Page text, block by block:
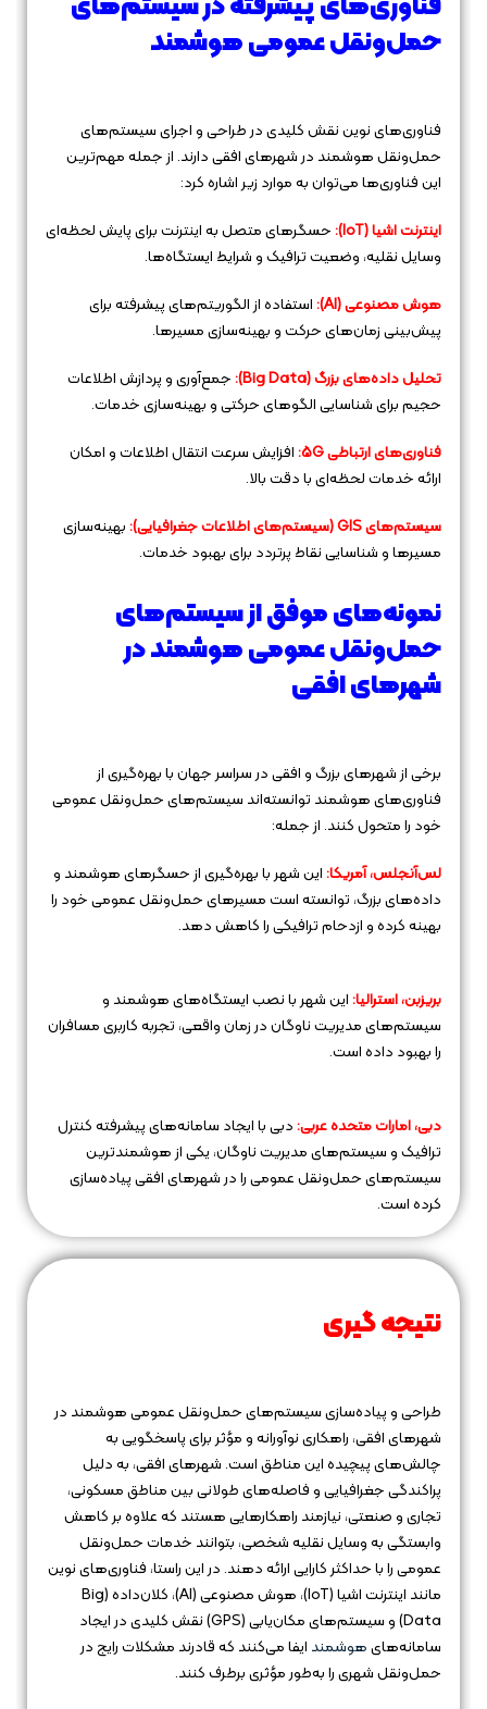
فناوری‌های پیشرفته در سیستم‌های
حمل‌ونقل عمومی هوشمند
فناوری‌های نوین نقش کلیدی در طراحی و اجرای سیستم‌های
حمل‌ونقل هوشمند در شهرهای افقی دارند. از جمله مهم‌ترین
این فناوری‌ها می‌توان به موارد زیر اشاره کرد:
اینترنت اشیا (IoT):
حسگرهای متصل به اینترنت برای پایش لحظه‌ای
وسایل نقلیه، وضعیت ترافیک و شرایط ایستگاه‌ها.
هوش مصنوعی (AI):
استفاده از الگوریتم‌های پیشرفته برای
پیش‌بینی زمان‌های حرکت و بهینه‌سازی مسیرها.
تحلیل داده‌های بزرگ (Big Data):
جمع‌آوری و پردازش اطلاعات
حجیم برای شناسایی الگوهای حرکتی و بهینه‌سازی خدمات.
فناوری‌های ارتباطی 5G:
افزایش سرعت انتقال اطلاعات و امکان
ارائه خدمات لحظه‌ای با دقت بالا.
سیستم‌های GIS (سیستم‌های اطلاعات جغرافیایی):
بهینه‌سازی
مسیرها و شناسایی نقاط پرتردد برای بهبود خدمات.
نمونه‌های موفق از سیستم‌های
حمل‌ونقل عمومی هوشمند در
شهرهای افقی
برخی از شهرهای بزرگ و افقی در سراسر جهان با بهره‌گیری از
فناوری‌های هوشمند توانسته‌اند سیستم‌های حمل‌ونقل عمومی
خود را متحول کنند. از جمله:
لس‌آنجلس، آمریکا:این شهر با بهره‌گیری از حسگرهای هوشمند و
داده‌های بزرگ، توانسته است مسیرهای حمل‌ونقل عمومی خود را
بهینه کرده و ازدحام ترافیکی را کاهش دهد.
بریزبن، استرالیا:این شهر با نصب ایستگاه‌های هوشمند و
سیستم‌های مدیریت ناوگان در زمان واقعی، تجربه کاربری مسافران
را بهبود داده است.
دبی، امارات متحده عربی:دبی با ایجاد سامانه‌های پیشرفته کنترل
ترافیک و سیستم‌های مدیریت ناوگان، یکی از هوشمندترین
سیستم‌های حمل‌ونقل عمومی را در شهرهای افقی پیاده‌سازی
کرده است.
نتیجه‌ گیری
طراحی و پیاده‌سازی سیستم‌های حمل‌ونقل عمومی هوشمند در
شهرهای افقی، راهکاری نوآورانه و مؤثر برای پاسخگویی به
چالش‌های پیچیده این مناطق است. شهرهای افقی، به دلیل
پراکندگی جغرافیایی و فاصله‌های طولانی بین مناطق مسکونی،
تجاری و صنعتی، نیازمند راهکارهایی هستند که علاوه بر کاهش
وابستگی به وسایل نقلیه شخصی، بتوانند خدمات حمل‌ونقل
عمومی را با حداکثر کارایی ارائه دهند. در این راستا، فناوری‌های نوین
مانند اینترنت اشیا (IoT)، هوش مصنوعی (AI)، کلان‌داده (Big
Data) و سیستم‌های مکان‌یابی (GPS) نقش کلیدی در ایجاد
سامانه‌هایهوشمند ایفا می‌کنند که قادرند مشکلات رایج در
حمل‌ونقل شهری را به‌طور مؤثری برطرف کنند.